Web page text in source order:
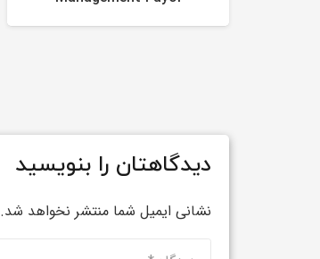
دیدگاهتان را بنویسید
نشانی ایمیل شما منتشر نخواهد شد.